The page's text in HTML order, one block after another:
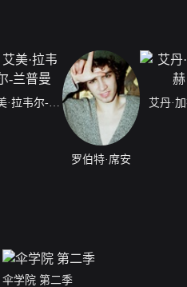
艾美·拉韦尔-兰普曼
罗伯特·席安
艾丹·
伞学院 第二季